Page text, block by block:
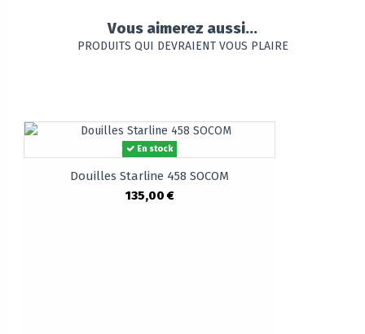
Vous aimerez aussi...
PRODUITS QUI DEVRAIENT VOUS PLAIRE
En stock
Douilles Starline 458 SOCOM
135,00 €